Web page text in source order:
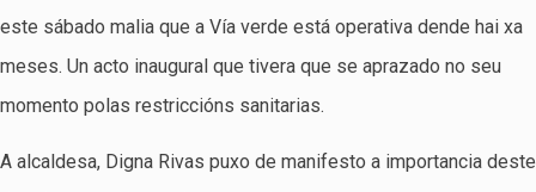
este sábado malia que a Vía verde está operativa dende hai xa
meses. Un acto inaugural que tivera que se aprazado no seu
momento polas restriccións sanitarias.
A alcaldesa, Digna Rivas puxo de manifesto a importancia deste